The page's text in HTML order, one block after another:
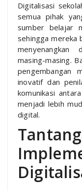
Digitalisasi
semua pihak
sumber belajar
sehingga mereka
masing-masing.
pengembangan
inovatif dan
komunikasi
menjadi lebih
digital.